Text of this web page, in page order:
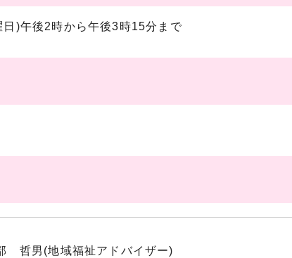
)午後2時から午後3時15分まで
哲男(地域福祉アドバイザー)